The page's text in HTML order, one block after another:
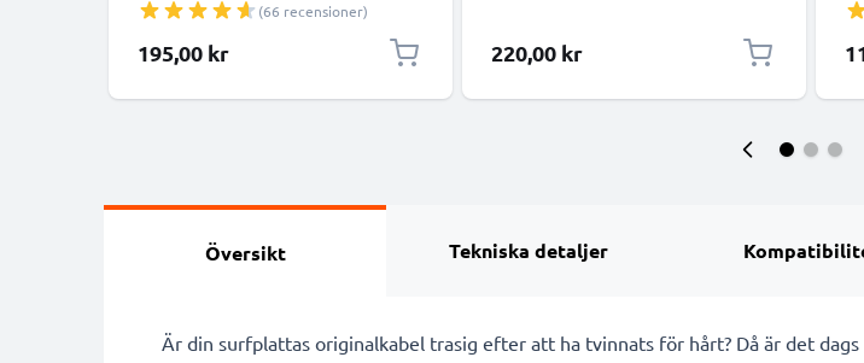
600/BC PRS-600/RC surfplatta &
tablet - ersättningsbatteri 800mAh,
3.6V - 3.7V
(66 recensioner)
195,00 kr
ersättningsbatteri med 800mAh,
3.6V - 3.7V + skruvmejsel-set
220,00 kr
Översikt Tekniska detaljer
Är din surfplattas originalkabel trasig efter att ha tvinnats för hårt? Då är det